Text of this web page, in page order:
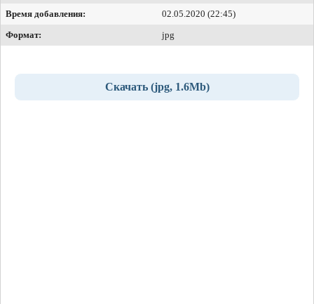
Время добавления:
02.05.2020 (22:45)
Формат:
jpg
Скачать (jpg, 1.6Mb)